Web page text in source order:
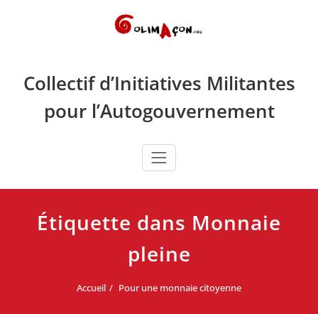
Collectif d’Initiatives Militantes
pour l’Autogouvernement
Étiquette dans Monnaie
pleine
Accueil Pour une monnaie citoyenne